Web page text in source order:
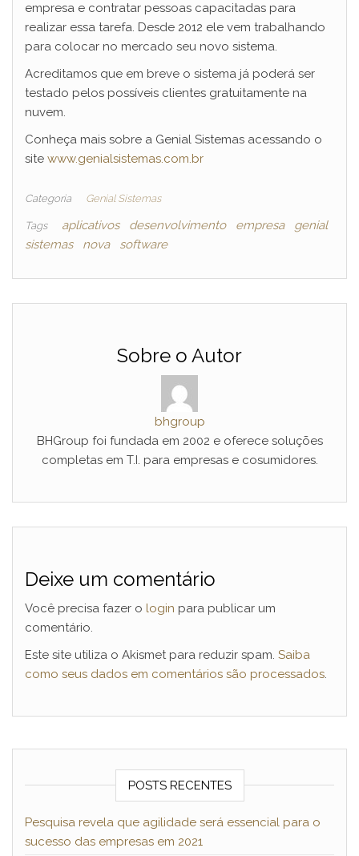
empresa e contratar pessoas capacitadas para
realizar essa tarefa. Desde 2012 ele vem trabalhando
para colocar no mercado seu novo sistema.
Acreditamos que em breve o sistema já poderá ser
testado pelos possíveis clientes gratuitamente na
nuvem.
Conheça mais sobre a Genial Sistemas acessando o
site www.genialsistemas.com.br
Categoria Genial Sistemas
Tags aplicativos desenvolvimento empresa
genial
sistemas
nova software
Sobre o Autor
bhgroup
BHGroup foi fundada em 2002 e oferece soluções
completas em T.I. para empresas e cosumidores.
Deixe um comentário
Você precisa fazer o login para publicar um
comentário.
Este site utiliza o Akismet para reduzir spam. Saiba
como seus dados em comentários são processados.
POSTS RECENTES
Pesquisa revela que agilidade será essencial para o
sucesso das empresas em 2021